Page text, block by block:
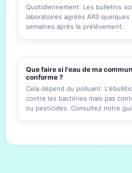
Quotidiennement. Les bulletins
laboratoires agréés ARS
semaines après le prélèvement.
Que faire si l'eau de ma
conforme ?
Cela dépend du polluant.
contre les bactéries mais pas
ou pesticides. Consultez notre